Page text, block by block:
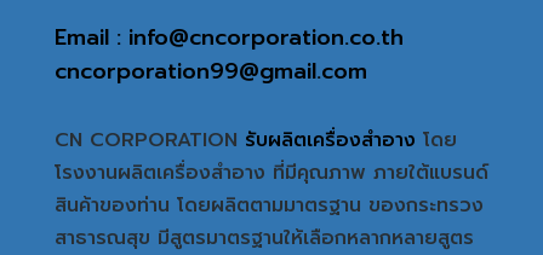
Email : info@cncorporation.co.th
cncorporation99@gmail.com
CN CORPORATION รับผลิตเครื่องสำอาง โดย
โรงงานผลิตเครื่องสำอาง ที่มีคุณภาพ ภายใต้แบรนด์
สินค้าของท่าน โดยผลิตตามมาตรฐาน ของกระทรวง
สาธารณสุข มีสูตรมาตรฐานให้เลือกหลากหลายสูตร